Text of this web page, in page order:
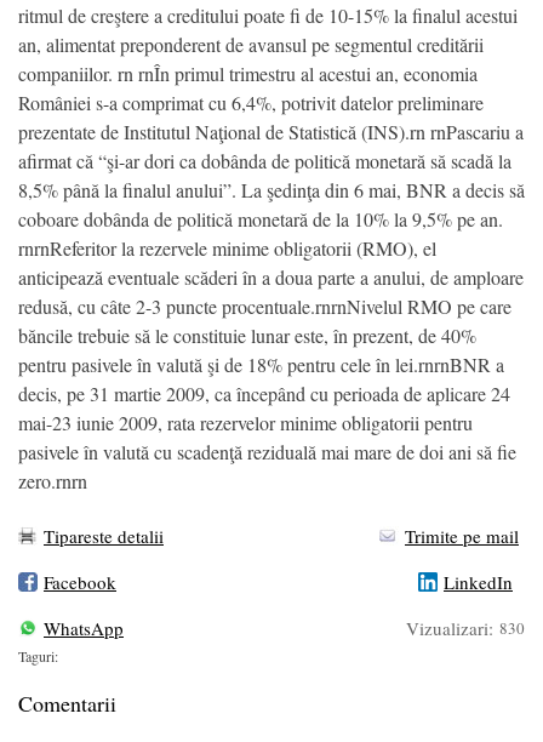
ritmul de creştere a creditului poate fi de 10-15% la finalul acestui
an, alimentat preponderent de avansul pe segmentul creditării
companiilor. rn rnÎn primul trimestru al acestui an, economia
României s-a comprimat cu 6,4%, potrivit datelor preliminare
prezentate de Institutul Naţional de Statistică (INS).rn rnPascariu a
afirmat că “şi-ar dori ca dobânda de politică monetară să scadă la
8,5% până la finalul anului”. La şedinţa din 6 mai, BNR a decis să
coboare dobânda de politică monetară de la 10% la 9,5% pe an.
rnrnReferitor la rezervele minime obligatorii (RMO), el
anticipează eventuale scăderi în a doua parte a anului, de amploare
redusă, cu câte 2-3 puncte procentuale.rnrnNivelul RMO pe care
băncile trebuie să le constituie lunar este, în prezent, de 40%
pentru pasivele în valută şi de 18% pentru cele în lei.rnrnBNR a
decis, pe 31 martie 2009, ca începând cu perioada de aplicare 24
mai-23 iunie 2009, rata rezervelor minime obligatorii pentru
pasivele în valută cu scadenţă reziduală mai mare de doi ani să fie
zero.rnrn
Tipareste detalii
Trimite pe mail
Facebook
LinkedIn
WhatsApp
Vizualizari: 830
Taguri:
Comentarii